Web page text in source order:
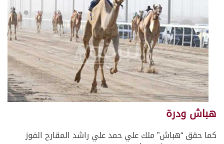
هباش ودرة
كما حقق “هباش” ملك علي حمد علي راشد المقارح الفوز